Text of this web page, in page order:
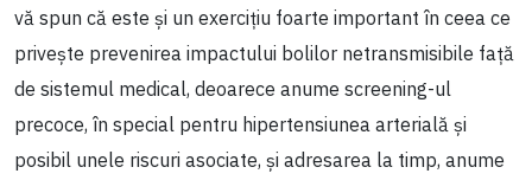
vă spun că este și un exercițiu foarte important în ceea ce
privește prevenirea impactului bolilor netransmisibile față
de sistemul medical, deoarece anume screening-ul
precoce, în special pentru hipertensiunea arterială și
posibil unele riscuri asociate, și adresarea la timp, anume